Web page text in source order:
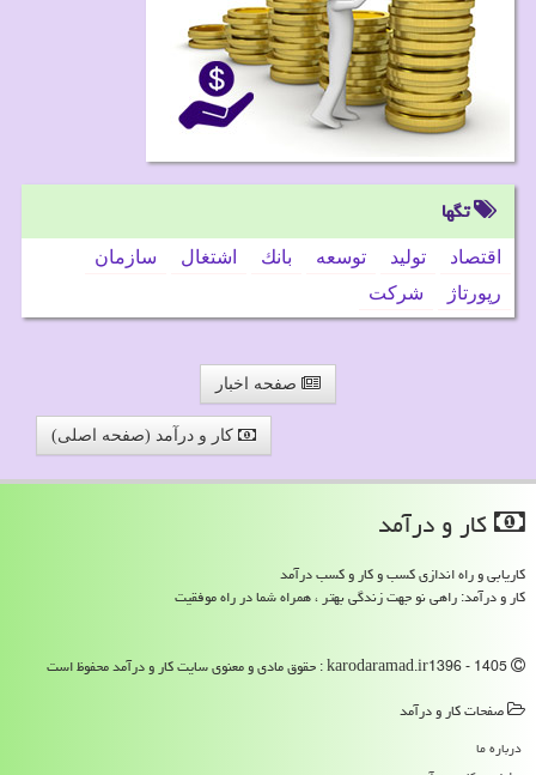
تگها
اقتصاد تولید توسعه بانك اشتغال
سازمان
رپورتاژ
شركت
صفحه اخبار
کار و درآمد (صفحه اصلی)
كار و درآمد
کاریابی و راه اندازی کسب و کار و کسب درآمد
کار و درآمد: راهی نو جهت زندگی بهتر ، همراه شما در راه موفقیت
صفحات كار و درآمد
درباره ما